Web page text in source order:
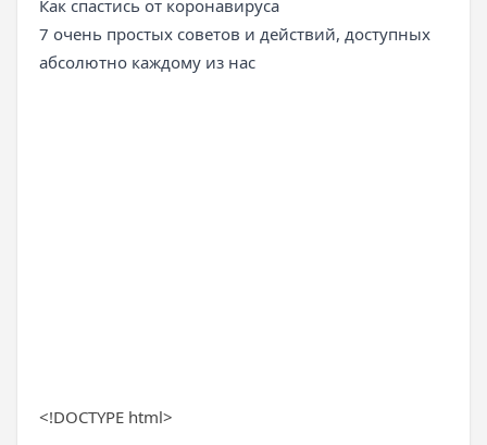
Как спастись от коронавируса
7 очень простых советов и действий, доступных
абсолютно каждому из нас
<!DOCTYPE html>